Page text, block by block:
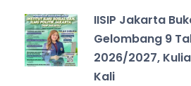
IISIP Jakarta
Gelombang 9
2026/2027,
Kali